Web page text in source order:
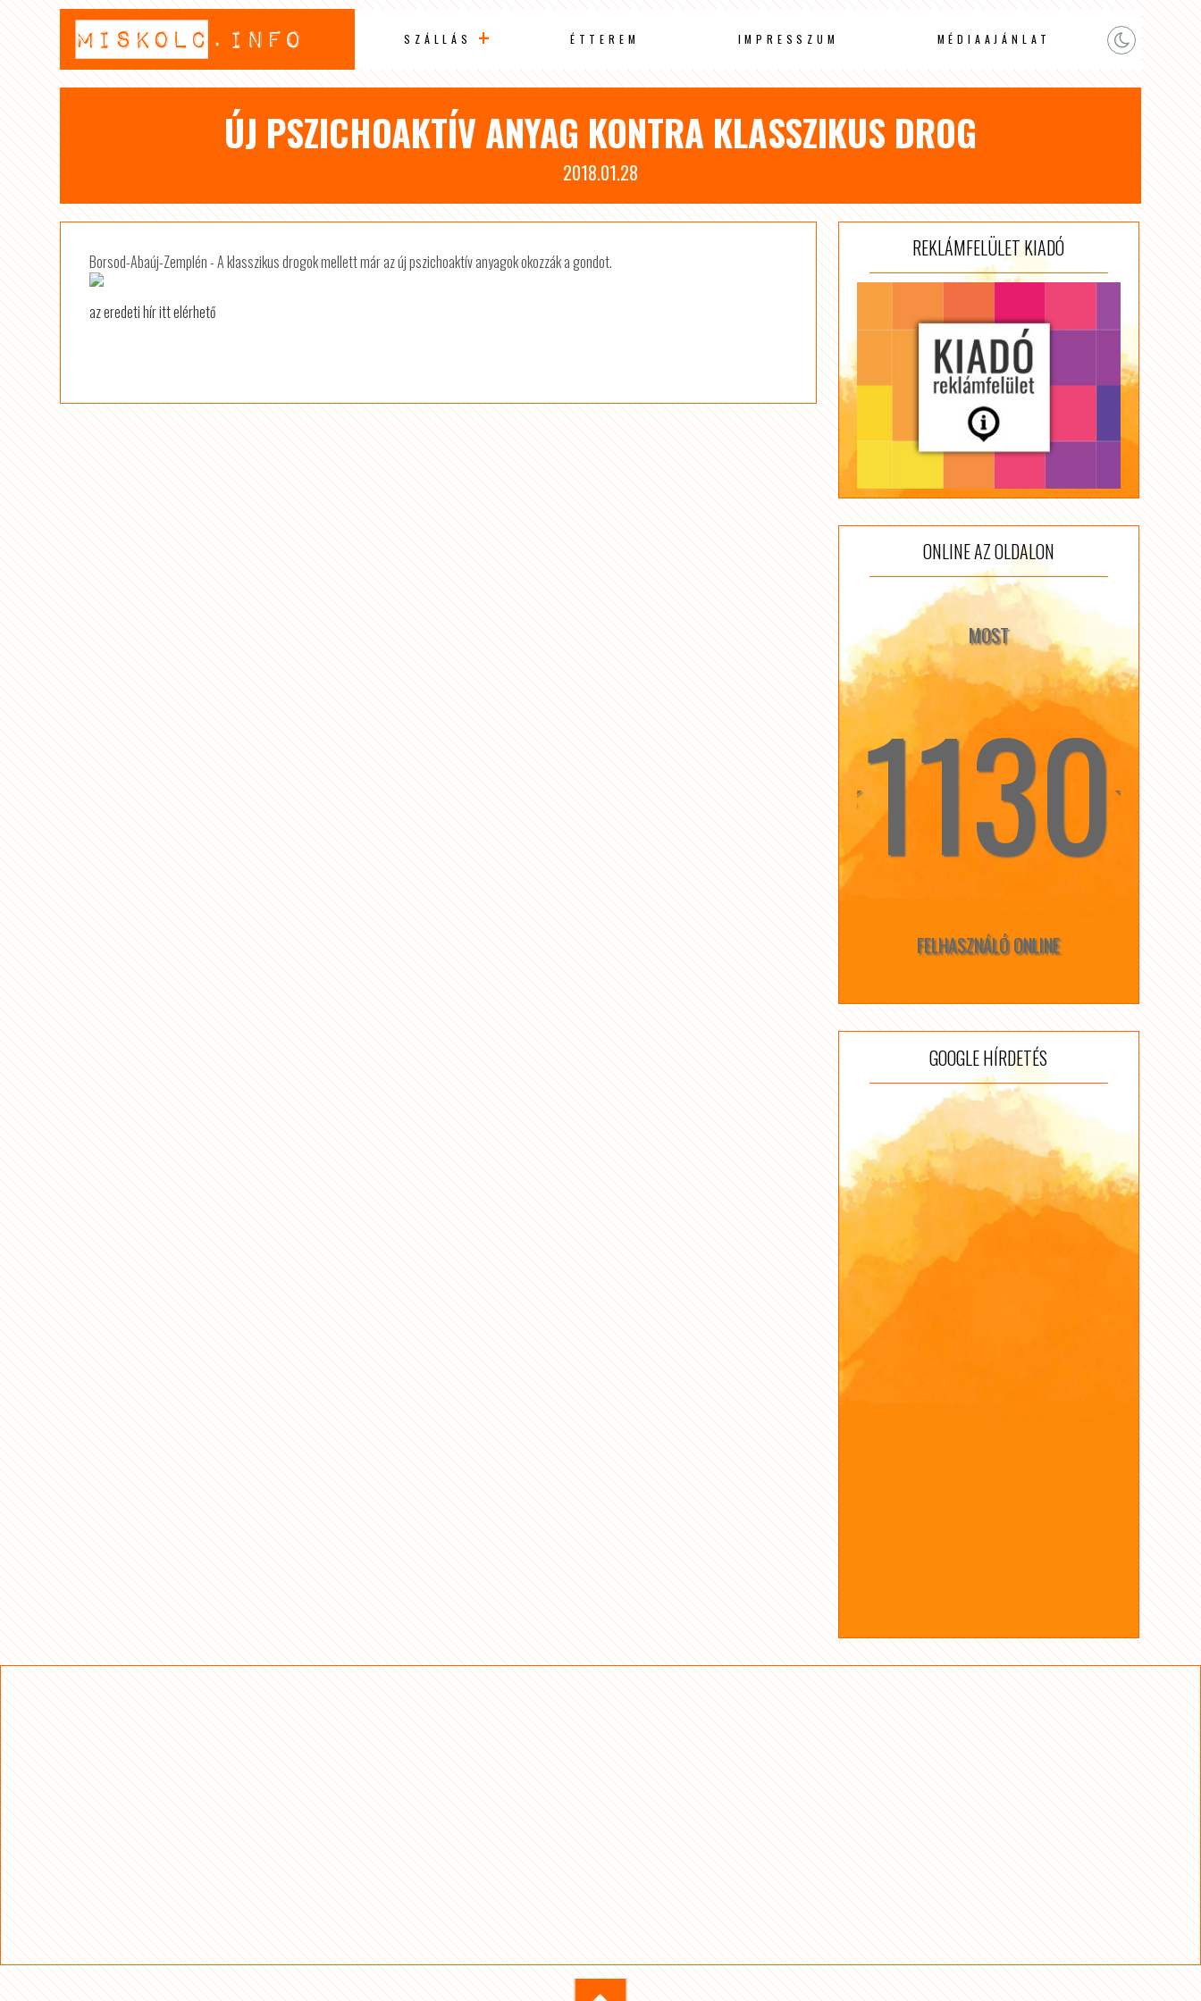
SZÁLLÁS ÉTTEREM IMPRESSZUM MÉDIAAJÁNLAT
ÚJ PSZICHOAKTÍV ANYAG KONTRA KLASSZIKUS DROG
2018.01.28
Borsod-Abaúj-Zemplén - A klasszikus drogok mellett már az új pszichoaktív anyagok okozzák a gondot.
az eredeti hír itt elérhető
REKLÁMFELÜLET KIADÓ
ONLINE AZ OLDALON
MOST
☆1130☆
FELHASZNÁLÓ ONLINE
GOOGLE HÍRDETÉS